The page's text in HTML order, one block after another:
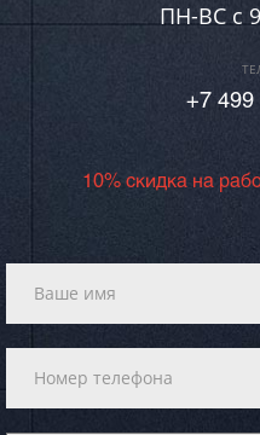
ПН-ВC c
+7 499
10% скидка на